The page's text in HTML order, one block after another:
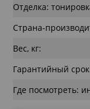
Отделка:
Страна-
Вес, кг:
Гарантийный
Где посмотреть: